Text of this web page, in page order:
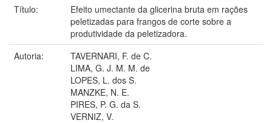
Título:
Efeito umectante da glicerina bruta em rações
peletizadas para frangos de corte sobre a
produtividade da peletizadora.
Autoria:
TAVERNARI, F. de C.
LIMA, G. J. M. M. de
LOPES, L. dos S.
MANZKE, N. E.
PIRES, P. G. da S.
VERNIZ, V.